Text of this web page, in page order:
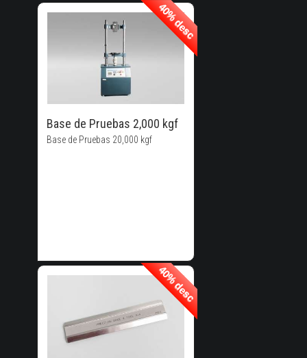
40% desc
Base de Pruebas 2,000 kgf
Base de Pruebas 20,000 kgf
40% desc
40% de
Descuento!
40% desc
40% desc
40% de
Descuento!